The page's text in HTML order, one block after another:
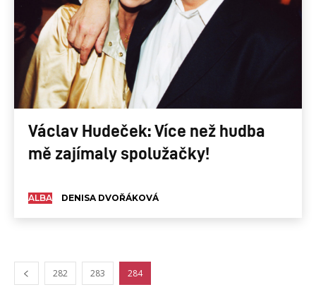
Václav Hudeček: Více než hudba
mě zajímaly spolužačky!
ALBA DENISA DVOŘÁKOVÁ
282 283 284